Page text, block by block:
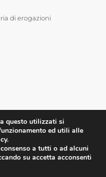
di erogazioni
Via Nazionale,
questo utilizzati si
ed utili alle
a tutti o ad alcuni
su accetta acconsenti